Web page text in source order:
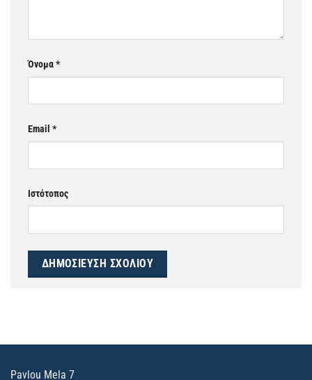
Όνομα*
Email *
Ιστότοπος
Pavlou Mela 7